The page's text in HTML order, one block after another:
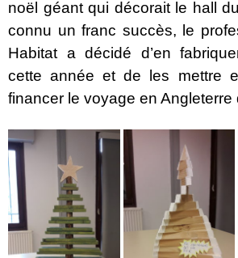
noël géant qui décorait le hall
connu un franc succès, le
Habitat a décidé d’en
cette année et de les mettre
financer le voyage en Angleterre